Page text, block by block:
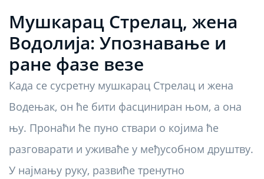
Мушкарац Стрелац, жена
Водолија: Упознавање и
ране фазе везе
Када се сусретну мушкарац Стрелац и жена
Водењак, он ће бити фасциниран њом, а она
њу. Пронаћи ће пуно ствари о којима ће
разговарати и уживаће у међусобном друштву.
У најмању руку, развиће тренутно